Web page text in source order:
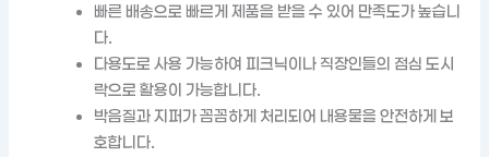
빠른 배송으로 빠르게 제품을 받을 수 있어 만족도가 높습니
다.
다용도로 사용 가능하여 피크닉이나 직장인들의 점심 도시
락으로 활용이 가능합니다.
박음질과 지퍼가 꼼꼼하게 처리되어 내용물을 안전하게 보
호합니다.